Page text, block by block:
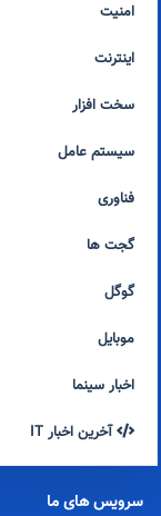
امنیت
اینترنت
سخت افزار
سیستم عامل
فناوری
گجت ها
گوگل
موبایل
اخبار سینما
آخرین اخبار IT
سرویس های ما